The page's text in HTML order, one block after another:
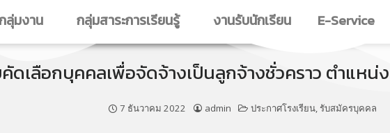
ลุ่มงาน กลุ่มสาระการเรียนรู้ งานรับนักเรียน E-Service
ดเลือกบุคคลเพื่อจัดจ้างเป็นลูกจ้างชั่วคราว ตำแห
7 ธันวาคม 2022 admin ประกาศโรงเรียน รับสมัครบุคคล